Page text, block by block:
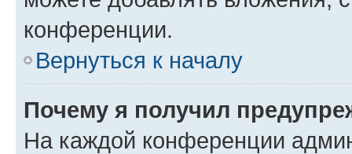
конференции.
Вернуться к началу
Почему я получил
На каждой конференции